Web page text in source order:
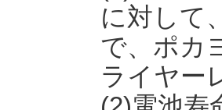
に対して
で、ポカ
ライヤー